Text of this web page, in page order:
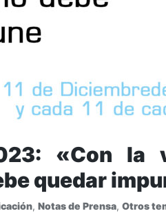
«Con la
quedar
, Notas de Prensa, Otros